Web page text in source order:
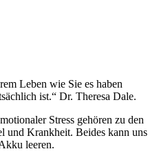
Leben wie Sie es haben
ist.“ Dr. Theresa Dale.
Stress gehören zu den
und Krankheit. Beides kann uns
leeren.